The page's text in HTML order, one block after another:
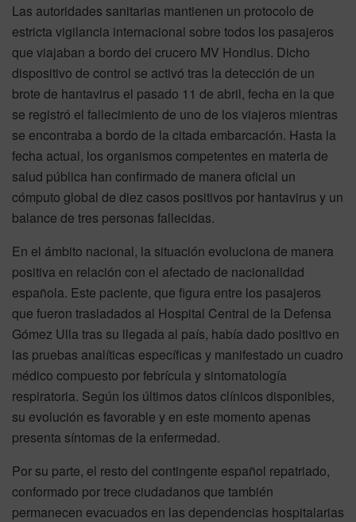
Las autoridades sanitarias mantienen un protocolo de
estricta vigilancia internacional sobre todos los pasajeros
que viajaban a bordo del crucero MV Hondius. Dicho
dispositivo de control se activó tras la detección de un
brote de hantavirus el pasado 11 de abril, fecha en la que
se registró el fallecimiento de uno de los viajeros mientras
se encontraba a bordo de la citada embarcación. Hasta la
fecha actual, los organismos competentes en materia de
salud pública han confirmado de manera oficial un
cómputo global de diez casos positivos por hantavirus y un
balance de tres personas fallecidas.
En el ámbito nacional, la situación evoluciona de manera
positiva en relación con el afectado de nacionalidad
española. Este paciente, que figura entre los pasajeros
que fueron trasladados al Hospital Central de la Defensa
Gómez Ulla tras su llegada al país, había dado positivo en
las pruebas analíticas específicas y manifestado un cuadro
médico compuesto por febrícula y sintomatología
respiratoria. Según los últimos datos clínicos disponibles,
su evolución es favorable y en este momento apenas
presenta síntomas de la enfermedad.
Por su parte, el resto del contingente español repatriado,
conformado por trece ciudadanos que también
permanecen evacuados en las dependencias hospitalarias